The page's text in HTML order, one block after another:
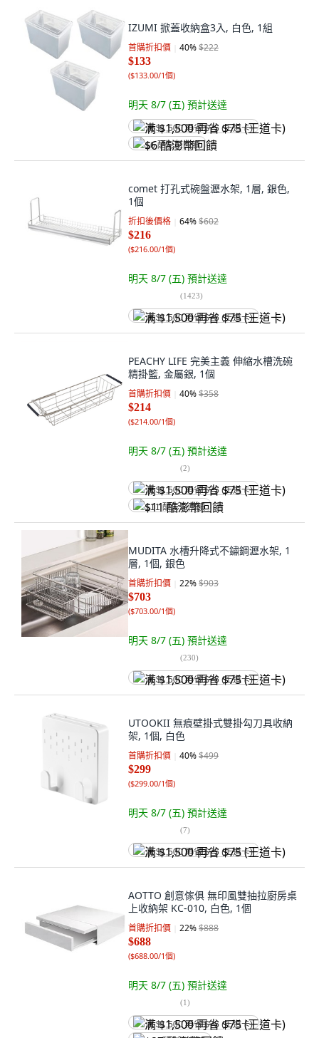
IZUMI 掀蓋收納盒3入, 白色, 1組
首購折扣價 40%$222
$133
($133.00/1個)
明天 8/7 (五) 預計送達
满 $1,500 再省 $75 (王道卡)
$6 酷澎幣回饋
comet 打孔式碗盤瀝水架, 1層, 銀色,
1個
折扣後價格 64%$602
$216
($216.00/1個)
明天 8/7 (五) 預計送達
(1423)
满 $1,500 再省 $75 (王道卡)
PEACHY LIFE 完美主義 伸縮水槽洗碗
精掛籃, 金屬銀, 1個
首購折扣價 40%$358
$214
($214.00/1個)
明天 8/7 (五) 預計送達
(2)
满 $1,500 再省 $75 (王道卡)
$11 酷澎幣回饋
MUDITA 水槽升降式不鏽鋼瀝水架, 1
層, 1個, 銀色
首購折扣價 22%$903
$703
($703.00/1個)
明天 8/7 (五) 預計送達
(230)
满 $1,500 再省 $75 (王道卡)
UTOOKII 無痕壁掛式雙掛勾刀具收納
架, 1個, 白色
首購折扣價 40%$499
$299
($299.00/1個)
明天 8/7 (五) 預計送達
(7)
满 $1,500 再省 $75 (王道卡)
AOTTO 創意傢俱 無印風雙抽拉廚房桌
上收納架 KC-010, 白色, 1個
首購折扣價 22%$888
$688
($688.00/1個)
明天 8/7 (五) 預計送達
(1)
满 $1,500 再省 $75 (王道卡)